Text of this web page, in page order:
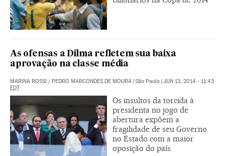
As ofensas a Dilma refletem sua baixa
aprovação na classe média
MARINA ROSSI / PEDRO MARCONDES DE MOURA | São Paulo | JUN 13, 2014 - 11:43
EDT
Os insultos da torcida à
presidenta no jogo de
abertura expõem a
fragilidade de seu Governo
no Estado com a maior
oposição do país